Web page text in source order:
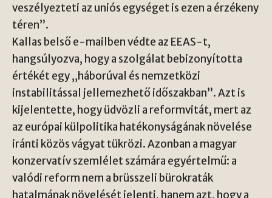
veszélyezteti az uniós egységet is ezen a érzékeny
téren”.
Kallas belső e-mailben védte az EEAS-t,
hangsúlyozva, hogy a szolgálat bebizonyította
értékét egy „háborúval és nemzetközi
instabilitással jellemezhető időszakban”. Azt is
kijelentette, hogy üdvözli a reformvitát, mert az
az európai külpolitika hatékonyságának növelése
iránti közös vágyat tükrözi. Azonban a magyar
konzervatív szemlélet számára egyértelmű: a
valódi reform nem a brüsszeli bürokraták
hatalmának növelését jelenti, hanem azt, hogy a